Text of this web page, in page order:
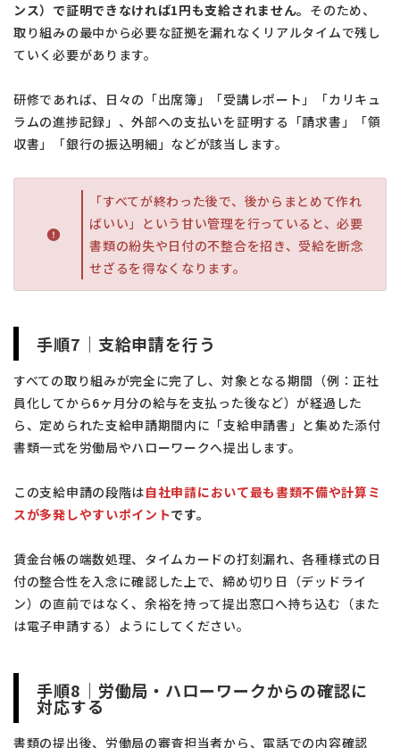
ンス）で証明できなければ1円も支給されません。 そのため、
取り組みの最中から必要な証拠を漏れなくリアルタイムで残し
ていく必要があります。
研修であれば、日々の「出席簿」「受講レポート」「カリキュ
ラムの進捗記録」、外部への支払いを証明する「請求書」「領
収書」「銀行の振込明細」などが該当します。
「すべてが終わった後で、後からまとめて作れ
ばいい」という甘い管理を行っていると、必要
書類の紛失や日付の不整合を招き、受給を断念
せざるを得なくなります。
手順7｜支給申請を行う
すべての取り組みが完全に完了し、対象となる期間（例：正社
員化してから6ヶ月分の給与を支払った後など）が経過した
ら、定められた支給申請期間内に「支給申請書」と集めた添付
書類一式を労働局やハローワークへ提出します。
この支給申請の段階は自社申請において最も書類不備や計算ミ
スが多発しやすいポイントです。
賃金台帳の端数処理、タイムカードの打刻漏れ、各種様式の日
付の整合性を入念に確認した上で、締め切り日（デッドライ
ン）の直前ではなく、余裕を持って提出窓口へ持ち込む（また
は電子申請する）ようにしてください。
手順8｜労働局・ハローワークからの確認に
対応する
書類の提出後、労働局の審査担当者から、電話での内容確認